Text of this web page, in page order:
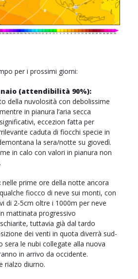
per i prossimi giorni:
(attendibilità 90%):
della nuvolosità con debolissime
in pianura l’aria secca
eccezion fatta per
caduta di fiocchi specie in
la sera/notte su giovedì.
in calo con valori in pianura non
nelle prime ore della notte ancora
fiocco di neve sui monti, con
di 2-5cm oltre i 1000m per neve
mattinata progressivo
tuttavia già dal tardo
dei venti in quota diverrà sud-
sera le nubi collegate alla nuova
in arrivo da occidente.
rialzo diurno.